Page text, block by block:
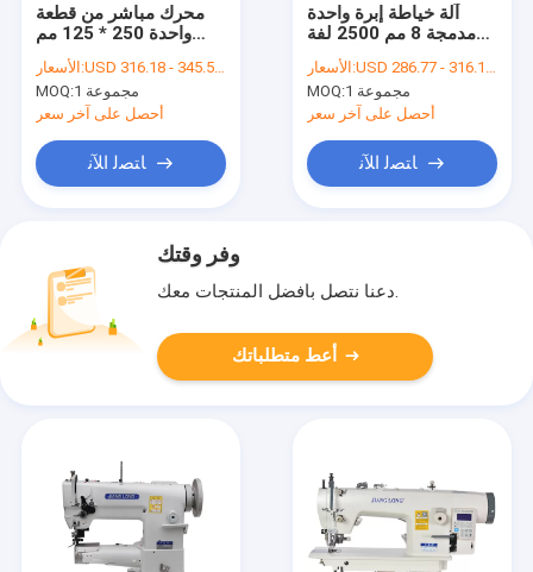
محرك مباشر من قطعة
واحدة 250 * 125 مم
ماكينة خياطة متشابكة
الأسعار:USD 316.18 - 345.59 per set
MOQ:
1 مجموعة
أحصل على آخر سعر
ﺎﺘﺼﻟ ﺍﻶﻧ
آلة خياطة إبرة واحدة
مدمجة 8 مم 2500 لفة
في الدقيقة
الأسعار:USD 286.77 - 316.18 per set
MOQ:
1 مجموعة
أحصل على آخر سعر
ﺎﺘﺼﻟ ﺍﻶﻧ
وفر وقتك
دعنا نتصل بأفضل المنتجات معك.
أعط متطلباتك